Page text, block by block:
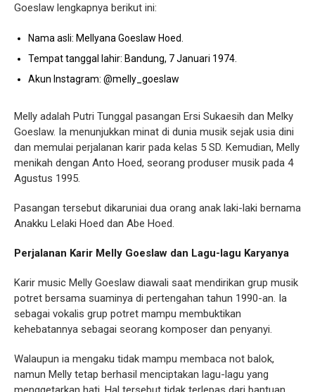
Goeslaw lengkapnya berikut ini:
Nama asli: Mellyana Goeslaw Hoed.
Tempat tanggal lahir: Bandung, 7 Januari 1974.
Akun Instagram: @melly_goeslaw
Melly adalah Putri Tunggal pasangan Ersi Sukaesih dan Melky
Goeslaw. Ia menunjukkan minat di dunia musik sejak usia dini
dan memulai perjalanan karir pada kelas 5 SD. Kemudian, Melly
menikah dengan Anto Hoed, seorang produser musik pada 4
Agustus 1995.
Pasangan tersebut dikaruniai dua orang anak laki-laki bernama
Anakku Lelaki Hoed dan Abe Hoed.
Perjalanan Karir Melly Goeslaw dan Lagu-lagu Karyanya
Karir music Melly Goeslaw diawali saat mendirikan grup musik
potret bersama suaminya di pertengahan tahun 1990-an. Ia
sebagai vokalis grup potret mampu membuktikan
kehebatannya sebagai seorang komposer dan penyanyi.
Walaupun ia mengaku tidak mampu membaca not balok,
namun Melly tetap berhasil menciptakan lagu-lagu yang